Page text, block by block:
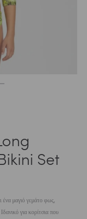
Set
ένα μαγιό γεμάτο φως,
για κορίτσια που